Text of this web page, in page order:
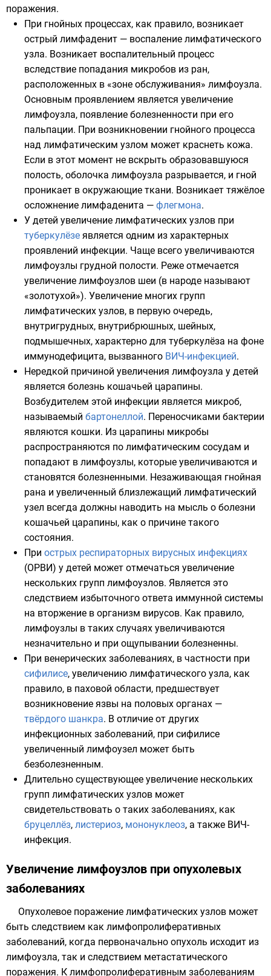
поражения.
При гнойных процессах, как правило, возникает
острый лимфаденит — воспаление лимфатического
узла. Возникает воспалительный процесс
вследствие попадания микробов из ран,
расположенных в «зоне обслуживания» лимфоузла.
Основным проявлением является увеличение
лимфоузла, появление болезненности при его
пальпации. При возникновении гнойного процесса
над лимфатическим узлом может краснеть кожа.
Если в этот момент не вскрыть образовавшуюся
полость, оболочка лимфоузла разрывается, и гной
проникает в окружающие ткани. Возникает тяжёлое
осложнение лимфаденита — флегмона.
У детей увеличение лимфатических узлов при
туберкулёзе является одним из характерных
проявлений инфекции. Чаще всего увеличиваются
лимфоузлы грудной полости. Реже отмечается
увеличение лимфоузлов шеи (в народе называют
«золотухой»). Увеличение многих групп
лимфатических узлов, в первую очередь,
внутригрудных, внутрибрюшных, шейных,
подмышечных, характерно для туберкулёза на фоне
иммунодефицита, вызванного ВИЧ-инфекцией.
Нередкой причиной увеличения лимфоузла у детей
является болезнь кошачьей царапины.
Возбудителем этой инфекции является микроб,
называемый бартонеллой. Переносчиками бактерии
являются кошки. Из царапины микробы
распространяются по лимфатическим сосудам и
попадают в лимфоузлы, которые увеличиваются и
становятся болезненными. Незаживающая гнойная
рана и увеличенный близлежащий лимфатический
узел всегда должны наводить на мысль о болезни
кошачьей царапины, как о причине такого
состояния.
При острых респираторных вирусных инфекциях
(ОРВИ) у детей может отмечаться увеличение
нескольких групп лимфоузлов. Является это
следствием избыточного ответа иммунной системы
на вторжение в организм вирусов. Как правило,
лимфоузлы в таких случаях увеличиваются
незначительно и при ощупывании болезненны.
При венерических заболеваниях, в частности при
сифилисе, увеличению лимфатического узла, как
правило, в паховой области, предшествует
возникновение язвы на половых органах —
твёрдого шанкра. В отличие от других
инфекционных заболеваний, при сифилисе
увеличенный лимфоузел может быть
безболезненным.
Длительно существующее увеличение нескольких
групп лимфатических узлов может
свидетельствовать о таких заболеваниях, как
бруцеллёз, листериоз, мононуклеоз, а также ВИЧ-
инфекция.
Увеличение лимфоузлов при опухолевых
заболеваниях
Опухолевое поражение лимфатических узлов может
быть следствием как лимфопролиферативных
заболеваний, когда первоначально опухоль исходит из
лимфоузла, так и следствием метастатического
поражения. К лимфопролиферативным заболеваниям